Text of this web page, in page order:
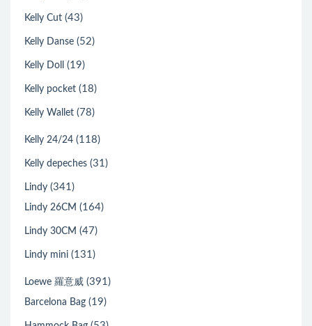
Kelly Cut (43)
Kelly Danse (52)
Kelly Doll (19)
Kelly pocket (18)
Kelly Wallet (78)
Kelly 24/24 (118)
Kelly depeches (31)
Lindy (341)
Lindy 26CM (164)
Lindy 30CM (47)
Lindy mini (131)
Loewe 羅意威 (391)
Barcelona Bag (19)